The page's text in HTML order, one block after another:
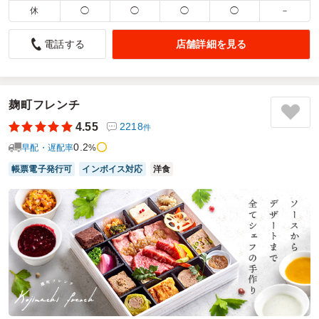
ボリュームたっぷりで美味しかった。
5.0
したが、どれも手作りでひとつひとつが美味しかったです。
特に、メインのお魚はふっくらとしていて大満足でした。ま
たぜひ利用させていただきたいと思います。
参加者の年齢：40代～50代男女比：男女混合
東京都江東区青海2026/07/09
富山湾廻船問屋の口コミをもっと見る
休 ◯ ◯ ◯ ◯ －
電話する 店舗詳細を見る
麹町フレンチ
4.55
2218件
早配・遅配率0.2%
帳票電子発行可 インボイス対応 洋食